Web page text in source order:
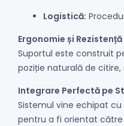
Logistică:
Ergonomie și
Suportul este construit
poziție naturală de
Integrare Perfectă pe
Sistemul vine echipat
pentru a fi orientat